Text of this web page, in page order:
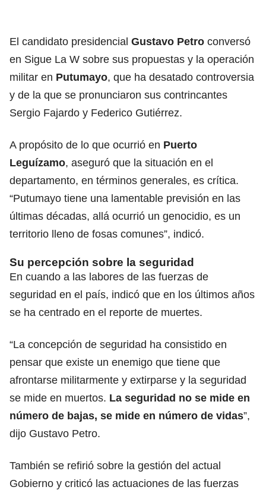
El candidato presidencial Gustavo Petro conversó
en Sigue La W sobre sus propuestas y la operación
militar en Putumayo, que ha desatado controversia
y de la que se pronunciaron sus contrincantes
Sergio Fajardo y Federico Gutiérrez.
A propósito de lo que ocurrió en Puerto
Leguízamo, aseguró que la situación en el
departamento, en términos generales, es crítica.
“Putumayo tiene una lamentable previsión en las
últimas décadas, allá ocurrió un genocidio, es un
territorio lleno de fosas comunes”, indicó.
Su percepción sobre la seguridad
En cuando a las labores de las fuerzas de
seguridad en el país, indicó que en los últimos años
se ha centrado en el reporte de muertes.
“La concepción de seguridad ha consistido en
pensar que existe un enemigo que tiene que
afrontarse militarmente y extirparse y la seguridad
se mide en muertos. La seguridad no se mide en
número de bajas, se mide en número de vidas”,
dijo Gustavo Petro.
También se refirió sobre la gestión del actual
Gobierno y criticó las actuaciones de las fuerzas